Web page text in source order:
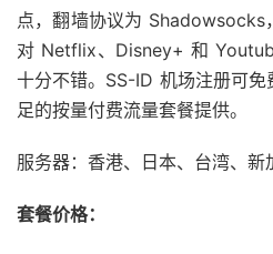
点，翻墙协议为 Shadowsocks
对 Netflix、Disney+ 和
十分不错。SS-ID 机场注册可
足的按量付费流量套餐提供。
服务器：香港、日本、台湾、新
套餐价格：